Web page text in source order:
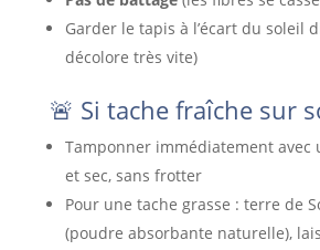
Garder le tapis à l’écart du soleil
décolore très vite)
🚨 Si tache fraîche sur
Tamponner immédiatement avec
et sec, sans frotter
Pour une tache grasse : terre de
(poudre absorbante naturelle),